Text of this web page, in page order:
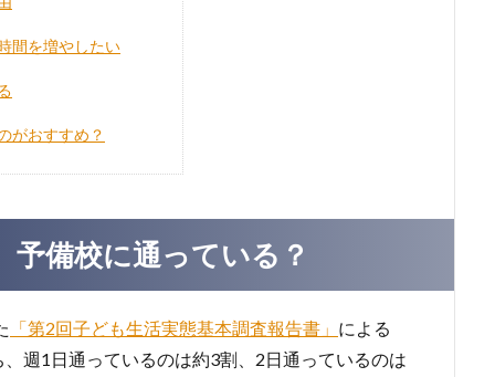
間を増やしたい
がおすすめ？
予備校に通っている？
「第2回子ども生活実態基本調査報告書」 による
週1日通っているのは約3割、2日通っているのは